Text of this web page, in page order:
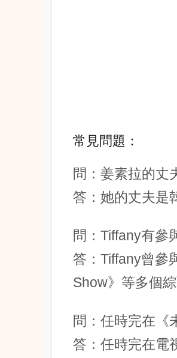
常見問題：
問：姜素拉的丈
答：她的丈夫是
問：Tiffany有參
答：Tiffany曾參
Show》等多個綜
問：任時完在《
答：任時完在電